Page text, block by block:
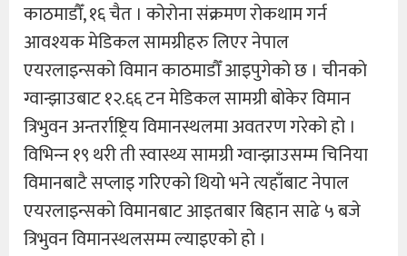
काठमाडौँ, १६ चैत । कोरोना संक्रमण रोकथाम गर्न
आवश्यक मेडिकल सामग्रीहरु लिएर नेपाल
एयरलाइन्सको विमान काठमाडौँ आइपुगेको छ । चीनकाे
ग्वान्झाउबाट १२.६६ टन मेडिकल सामग्री बोकेर विमान
त्रिभुवन अन्तर्राष्ट्रिय विमानस्थलमा अवतरण गरेको हो ।
विभिन्‍न १९ थरी ती स्वास्थ्य सामग्री ग्वान्झाउसम्म चिनिया
विमानबाटै सप्लाइ गरिएकाे थियाे भने त्यहाँबाट नेपाल
एयरलाइन्सकाे विमानबाट आइतबार बिहान साढे ५ बजे
त्रिभुवन विमानस्थलसम्म ल्याइएकाे हाे ।